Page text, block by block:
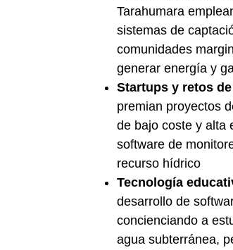
Tarahumara
sistemas de
comunidades
generar energía y
Startups y retos
premian proyectos
de bajo coste y alta
software de
recurso hídrico
Tecnología
desarrollo de
concienciando a
agua subterránea,